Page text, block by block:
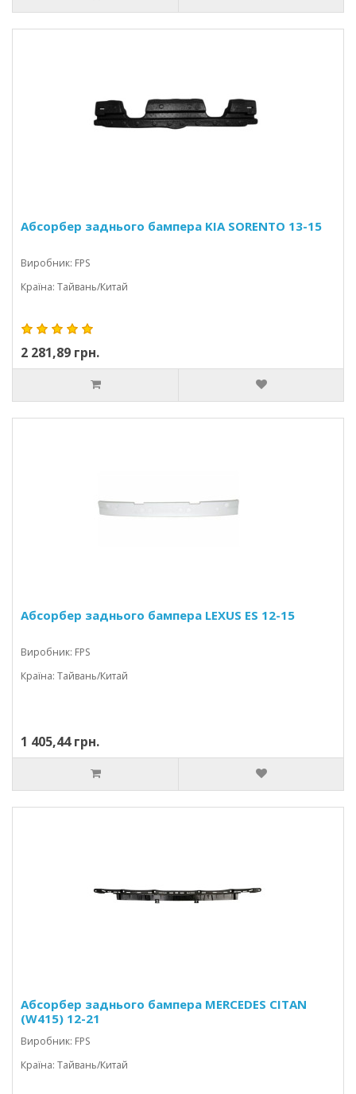
Абсорбер заднього бампера KIA SORENTO 13-15
Виробник: FPS
Країна: Тайвань/Китай
2 281,89 грн.
Абсорбер заднього бампера LEXUS ES 12-15
Виробник: FPS
Країна: Тайвань/Китай
1 405,44 грн.
Абсорбер заднього бампера MERCEDES CITAN
(W415) 12-21
Виробник: FPS
Країна: Тайвань/Китай